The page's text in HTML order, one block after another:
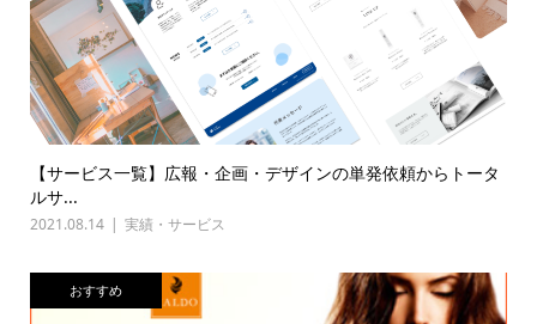
【サービス一覧】広報・企画・デザインの単発依頼からトータ
ルサ...
2021.08.14 実績・サービス
おすすめ